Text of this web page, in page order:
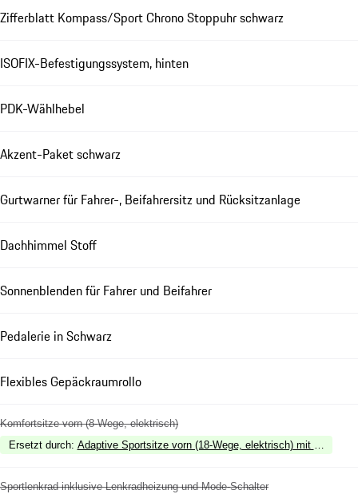
Zifferblatt Kompass/Sport Chrono Stoppuhr schwarz
ISOFIX-Befestigungssystem, hinten
PDK-Wählhebel
Akzent-Paket schwarz
Gurtwarner für Fahrer-, Beifahrersitz und Rücksitzanlage
Dachhimmel Stoff
Sonnenblenden für Fahrer und Beifahrer
Pedalerie in Schwarz
Flexibles Gepäckraumrollo
Komfortsitze vorn (8-Wege, elektrisch)
Ersetzt durch: Adaptive Sportsitze vorn (18-Wege, elektrisch) mit Memory-
Sportlenkrad inklusive Lenkradheizung und Mode-Schalter